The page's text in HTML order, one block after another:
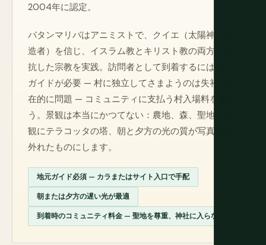
2004年に認定。
バタンマリバはアニミストで、クイエ（太陽神と創
造者）を信じ、イスラム教とキリスト教の両方に抵
抗した宗教を実践。訪問者として到着するには地元
ガイドが必要 — 村に独立してさまようのは失礼で潜
在的に問題 — コミュニティに支払う村入場料を支払
う。景観は本当にかつてない：農地、森、聖地の景
観にテラコッタの塔、朝と夕方の光の質が写真を並
外れたものにします。
地元ガイド必須 — カラまたはサイト入口で手配
朝または夕方の遅い光が最適
到着時のコミュニティ料金 — 聖地を尊重、神社に入らない